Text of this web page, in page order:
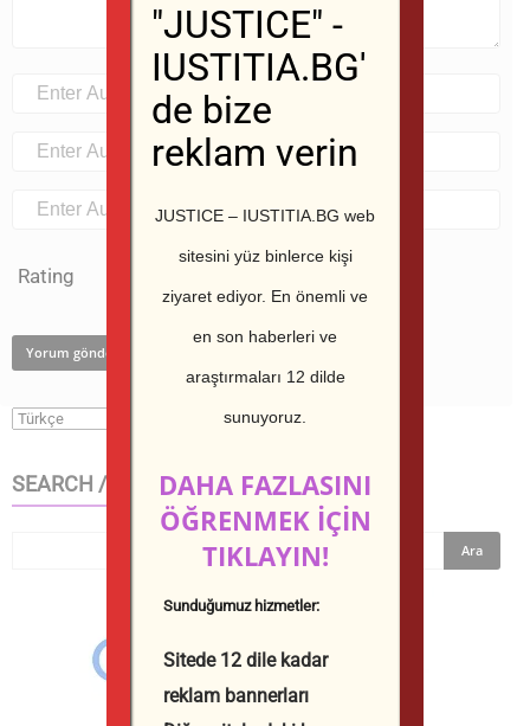
Rating
SEARCH / ТЪРСИ В САЙТА
"JUSTICE" -
IUSTITIA.BG'
de bize
reklam verin
JUSTICE – IUSTITIA.BG web
sitesini yüz binlerce kişi
ziyaret ediyor. En önemli ve
en son haberleri ve
araştırmaları 12 dilde
sunuyoruz.
DAHA FAZLASINI
ÖĞRENMEK İÇİN
TIKLAYIN!
Sunduğumuz hizmetler:
Sitede 12 dile kadar
reklam bannerları